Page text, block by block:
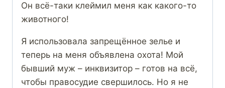
Он всё-таки клеймил меня как какого-то
животного!
Я использовала запрещённое зелье и
теперь на меня объявлена охота! Мой
бывший муж – инквизитор – готов на всё,
чтобы правосудие свершилось. Но я не